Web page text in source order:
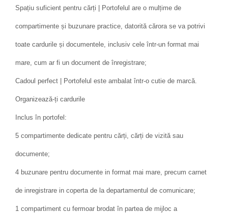
Spațiu suficient pentru cărți | Portofelul are o mulțime de
compartimente și buzunare practice, datorită cărora se va potrivi
toate cardurile și documentele, inclusiv cele într-un format mai
mare, cum ar fi un document de înregistrare;
Cadoul perfect | Portofelul este ambalat într-o cutie de marcă.
Organizează-ți cardurile
Inclus în portofel:
5 compartimente dedicate pentru cărți, cărți de vizită sau
documente;
4 buzunare pentru documente in format mai mare, precum carnet
de inregistrare in coperta de la departamentul de comunicare;
1 compartiment cu fermoar brodat în partea de mijloc a